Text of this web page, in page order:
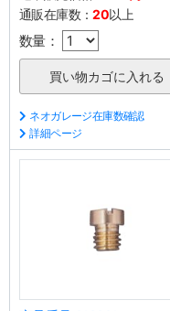
通販在庫数：20以上
数量：
ネオガレージ在庫数確認
詳細ページ